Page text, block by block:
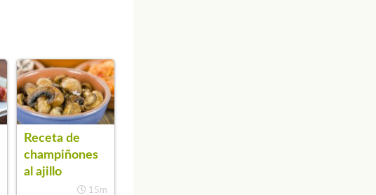
Receta de
champiñones
al ajillo
15m